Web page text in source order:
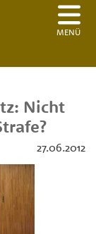
MENÜ
27.06.2012
Nicht